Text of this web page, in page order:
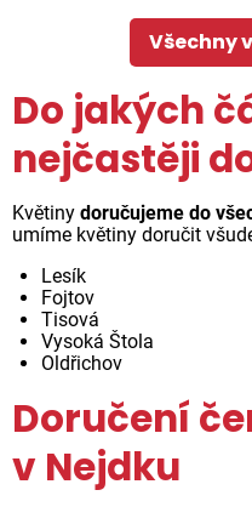
Všechny
Do jakých
nejčastěji
Květiny doručujeme do
umíme květiny doručit
Lesík
Fojtov
Tisová
Vysoká Štola
Oldřichov
Doručení
v Nejdku